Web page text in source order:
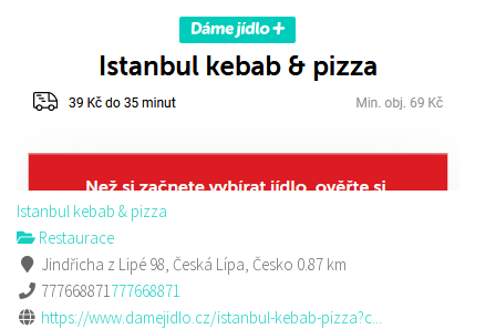
Istanbul kebab & pizza
Restaurace
Jindřicha z Lipé 98, Česká Lípa, Česko 0.87 km
777668871777668871
https://www.damejidlo.cz/istanbul-kebab-pizza?c...